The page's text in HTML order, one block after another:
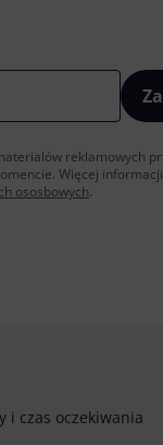
reklamowych
Więcej
ososbowych.
i czas oczekiwania